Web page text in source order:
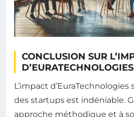
CONCLUSION SUR
D’EURATECHNOLOGIES
L’impact d’EuraTechnologies
des startups est indéniable.
approche méthodique et à